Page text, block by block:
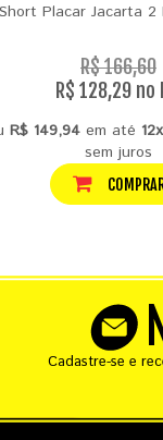
Short Placar Jacarta 2
R$ 166,60
R$ 128,29 no
R$ 149,94em até 12x
sem juros
Cadastre-se e